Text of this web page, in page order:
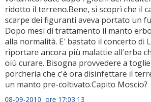
ridotto il terreno.Bene, si scoprì che il
scarpe dei figuranti aveva portato un
Dopo mesi di trattamento il manto
alla normalità. E' bastato il concerto di
riportare ancora più malattie all'erba
oiù curare. Bisogna provvedere a
porcheria che c'è ora disinfettare il
un manto pre-coltivato.Capito Moscio?
08-09-2010 ore 17:03:13